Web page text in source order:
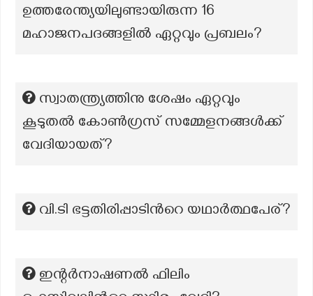
ഉത്തരേന്ത്യയിലുണ്ടായിരുന്ന 16
മഹാജനപദങ്ങളിൽ ഏറ്റവും പ്രബലം?
സ്വാതന്ത്ര്യത്തിനു ശേഷം ഏറ്റവും
കൂടുതൽ കോൺഗ്രസ് സമ്മേളനങ്ങൾക്ക്
വേദിയായത്?
വി.ടി ഭട്ടതിരിപ്പാടിന്‍റെ യഥാര്‍ത്ഥപേര്?
ഇന്റർനാഷണൽ ഫിലിം